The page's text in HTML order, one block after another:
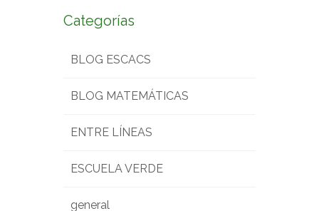
Categorías
BLOG ESCACS
BLOG MATEMÁTICAS
ENTRE LÍNEAS
ESCUELA VERDE
general